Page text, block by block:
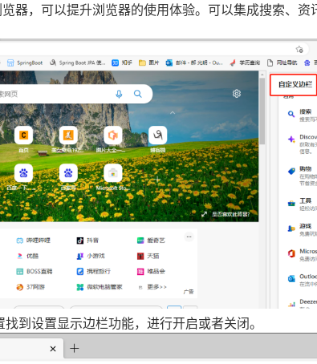
器，可以提升浏览器的使用体验。可以集成搜索、
到设置显示边栏功能，进行开启或者关闭。